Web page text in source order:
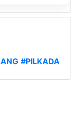
#PILKADA